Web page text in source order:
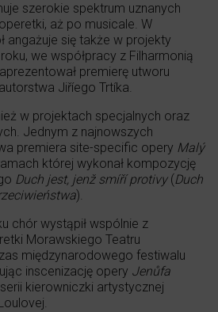
szerokie spektrum uznanych
aż po musicale. W
angażuje się także w projekty
we współpracy z Filharmonią
premierę utworu
Jiříego Trtíka.
w projektach specjalnych oraz
Jednym z najnowszych
premiera site-specific opery Malý
której wykonał kompozycję
Duch jest, jenž smíří protivy(Duch
).
chór wystąpił wspólnie z
Morawskiego Teatru
międzynarodowego festiwalu
inscenizację opery Jenůfa
kierowniczki artystycznej